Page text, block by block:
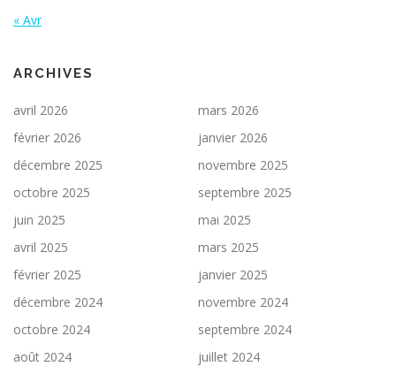
« Avr
ARCHIVES
avril 2026
mars 2026
février 2026
janvier 2026
décembre 2025
novembre 2025
octobre 2025
septembre 2025
juin 2025
mai 2025
avril 2025
mars 2025
février 2025
janvier 2025
décembre 2024
novembre 2024
octobre 2024
septembre 2024
août 2024
juillet 2024